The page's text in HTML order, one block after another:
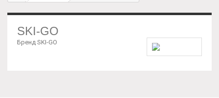
SKI-GO
Бренд SKI-GO